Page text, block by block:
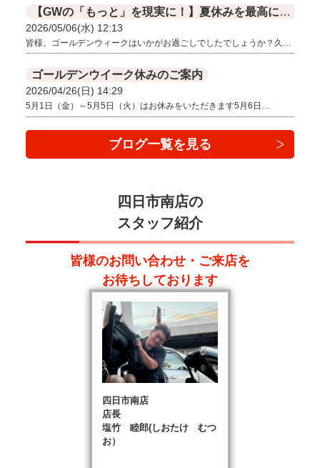
【GWの「もっと」を現実に！】夏休みを最高にする一台、オーダー販売で叶えませんか？
2026/05/06(水) 12:13
皆様、ゴールデンウィークはいかがお過ごしでしたでしょうか？久…
ゴールデンウイーク休みのご案内
2026/04/26(日) 14:29
5月1日（金）～5月5日（火）はお休みをいただきます5月6日…
ブログ一覧を見る
四日市南店の
スタッフ紹介
皆様のお問い合わせ・ご来店を
お待ちしております
四日市南店
店長
塩竹 睦郎(しおたけ むつ
お）